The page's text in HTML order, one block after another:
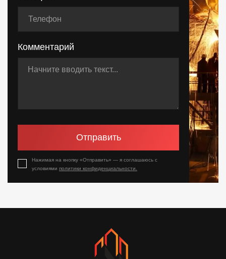
Комментарий
Отправить
Нажимая на кнопку «Отправить» — я соглашаюсь с
условиями политики конфиденциальности.